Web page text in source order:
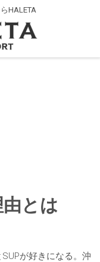
HALETA
とは
が好きになる。沖